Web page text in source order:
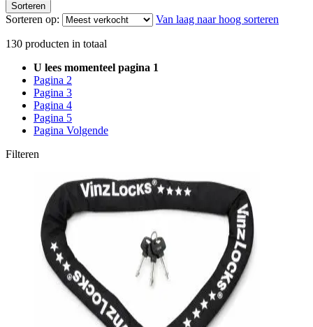
Sorteren
Sorteren op: Van laag naar hoog sorteren
130 producten in totaal
U lees momenteel pagina 1
Pagina 2
Pagina 3
Pagina 4
Pagina 5
Pagina Volgende
Filteren